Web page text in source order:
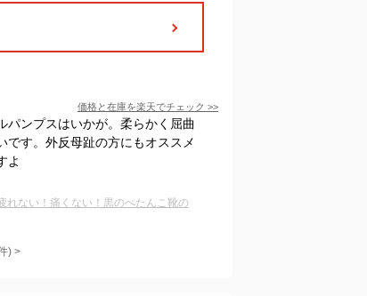
価格と在庫を楽天でチェック >>
パンプスはいかが。柔らかく屈曲
です。外反母趾の方にもオススメ
よ
れない！痛くない！黒のぺたんこ靴の
) >